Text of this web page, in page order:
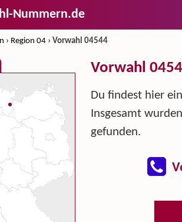
Nummern.de
› Region 04 › Vorwahl 04544
Vorwahl
Du findest hier
Insgesamt
gefunden.